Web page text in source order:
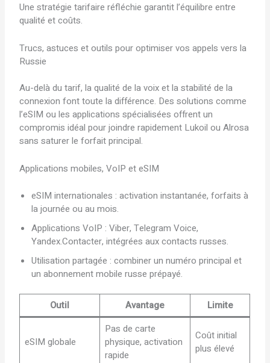
Une stratégie tarifaire réfléchie garantit l’équilibre entre
qualité et coûts.
Trucs, astuces et outils pour optimiser vos appels vers la
Russie
Au-delà du tarif, la qualité de la voix et la stabilité de la
connexion font toute la différence. Des solutions comme
l’eSIM ou les applications spécialisées offrent un
compromis idéal pour joindre rapidement Lukoil ou Alrosa
sans saturer le forfait principal.
Applications mobiles, VoIP et eSIM
eSIM internationales : activation instantanée, forfaits à
la journée ou au mois.
Applications VoIP : Viber, Telegram Voice,
Yandex.Contacter, intégrées aux contacts russes.
Utilisation partagée : combiner un numéro principal et
un abonnement mobile russe prépayé.
Outil Avantage Limite
eSIM globale
Pas de carte
physique, activation
rapide
Coût initial
plus élevé